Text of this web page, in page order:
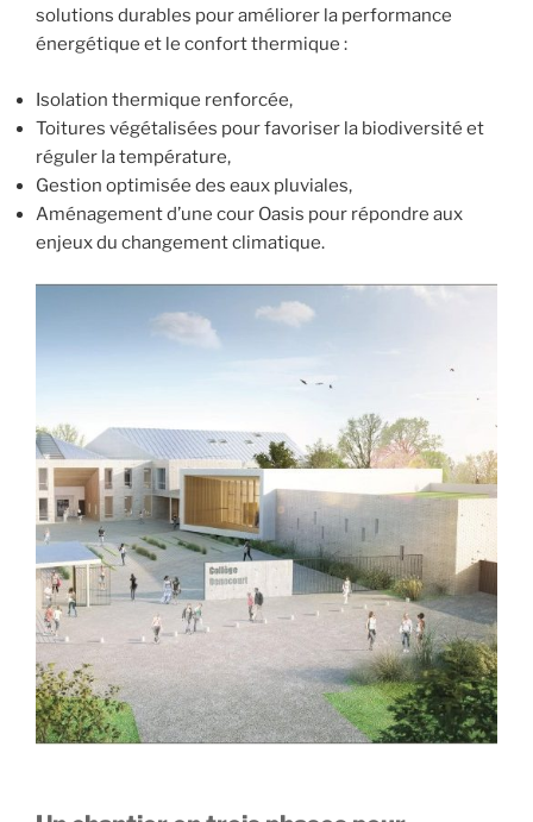
solutions durables pour améliorer la performance
énergétique et le confort thermique :
Isolation thermique renforcée,
Toitures végétalisées pour favoriser la biodiversité et
réguler la température,
Gestion optimisée des eaux pluviales,
Aménagement d’une cour Oasis pour répondre aux
enjeux du changement climatique.